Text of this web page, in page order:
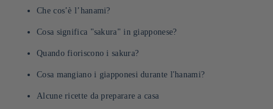
Che cos’è l’hanami?
Cosa significa "sakura" in giapponese?
Quando fioriscono i sakura?
Cosa mangiano i giapponesi durante l'hanami?
Alcune ricette da preparare a casa